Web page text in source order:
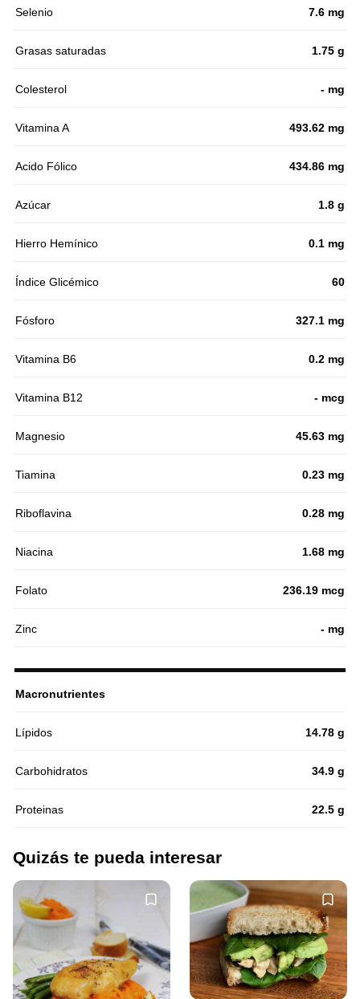
Selenio 7.6 mg
Grasas saturadas 1.75 g
Colesterol - mg
Vitamina A 493.62 mg
Acido Fólico 434.86 mg
Azúcar 1.8 g
Hierro Hemínico 0.1 mg
Índice Glicémico 60
Fósforo 327.1 mg
Vitamina B6 0.2 mg
Vitamina B12 - mcg
Magnesio 45.63 mg
Tiamina 0.23 mg
Riboflavina 0.28 mg
Niacina 1.68 mg
Folato 236.19 mcg
Zinc - mg
Macronutrientes
Lípidos 14.78 g
Carbohidratos 34.9 g
Proteinas 22.5 g
Quizás te pueda interesar